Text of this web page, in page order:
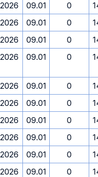
09.01 0
09.01 0
09.01 0
09.01 0
09.01 0
09.01 0
09.01 0
09.01 0
09.01 0
09.01 0